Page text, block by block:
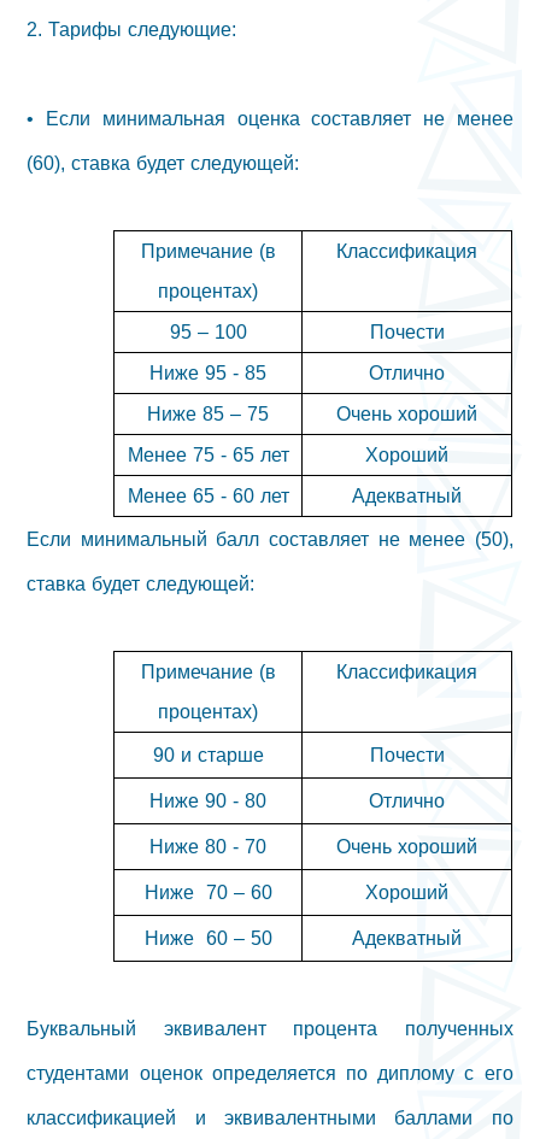
2. Тарифы следующие:
• Если минимальная оценка составляет не менее
(60), ставка будет следующей:
Примечание (в
процентах)
Классификация
95 – 100
Почести
Ниже 95 - 85
Отлично
Ниже85 – 75
Очень хороший
Менее 75 - 65 лет
Хороший
Менее 65 - 60 лет
Адекватный
Если минимальный балл составляет не менее (50),
ставка будет следующей:
Примечание (в
процентах)
Классификация
90 и старше
Почести
Ниже 90 - 80
Отлично
Ниже 80 - 70
Очень хороший
Ниже 70 – 60
Хороший
Ниже 60 – 50 Адекватный
Буквальный эквивалент процента полученных
студентами оценок определяется по диплому с его
классификацией и эквивалентными баллами по